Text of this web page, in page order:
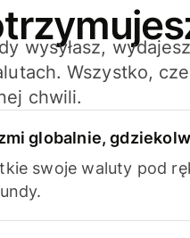
wysyłasz,
Wszystko,
chwili.
globalnie,
swoje waluty pod